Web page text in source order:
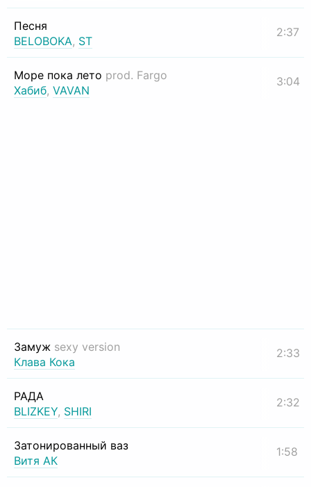
Песня
BELOBOKA, ST
2:37
Море пока лето prod. Fargo
Хабиб, VAVAN
3:04
Замуж sexy version
Клава Кока
2:33
РАДА
BLIZKEY, SHIRI
2:32
Затонированный ваз
Витя АК
1:58